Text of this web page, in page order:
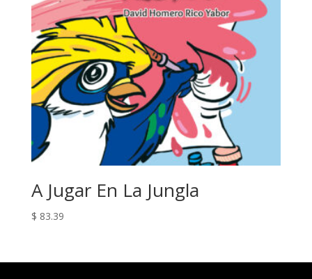
A Jugar En La Jungla
$ 83.39